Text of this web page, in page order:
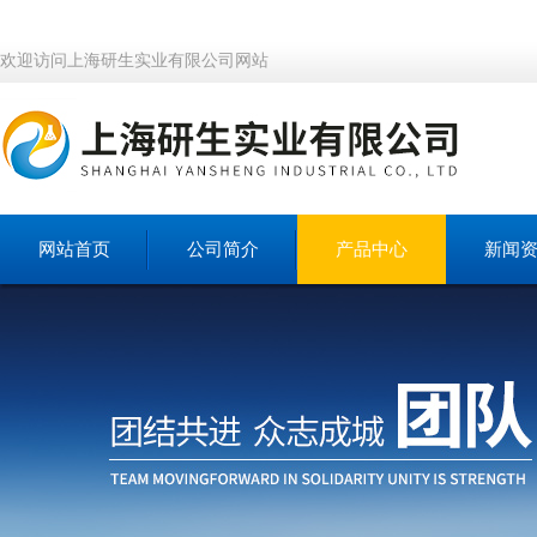
欢迎访问上海研生实业有限公司网站
网站首页 公司简介 产品中心 新闻